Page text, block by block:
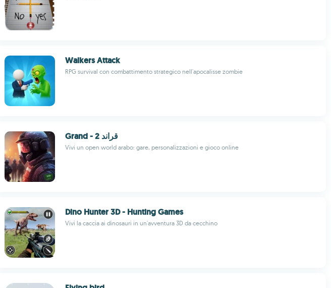
Walkers Attack
RPG survival con combattimento strategico nell'apocalisse zombie
Grand - قراند 2
Vivi un open world arabo: gare, personalizzazioni e gioco online
Dino Hunter 3D - Hunting Games
Vivi la caccia ai dinosauri in un'avventura 3D da cecchino